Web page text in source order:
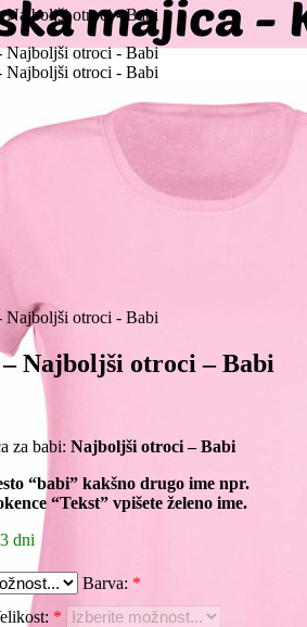
– Najboljši otroci – Babi
za babi: Najboljši otroci – Babi
“babi” kakšno drugo ime npr.
“Tekst” vpišete želeno ime.
dni
Barva: *
*